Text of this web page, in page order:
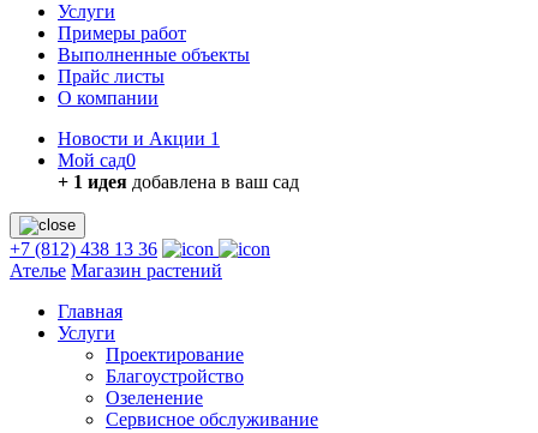
Услуги
Примеры работ
Выполненные объекты
Прайс листы
О компании
Новости и Акции 1
Мой сад0
+ 1 идея добавлена в ваш сад
+7 (812) 438 13 36
Ателье Магазин растений
Главная
Услуги
Проектирование
Благоустройство
Озеленение
Сервисное обслуживание